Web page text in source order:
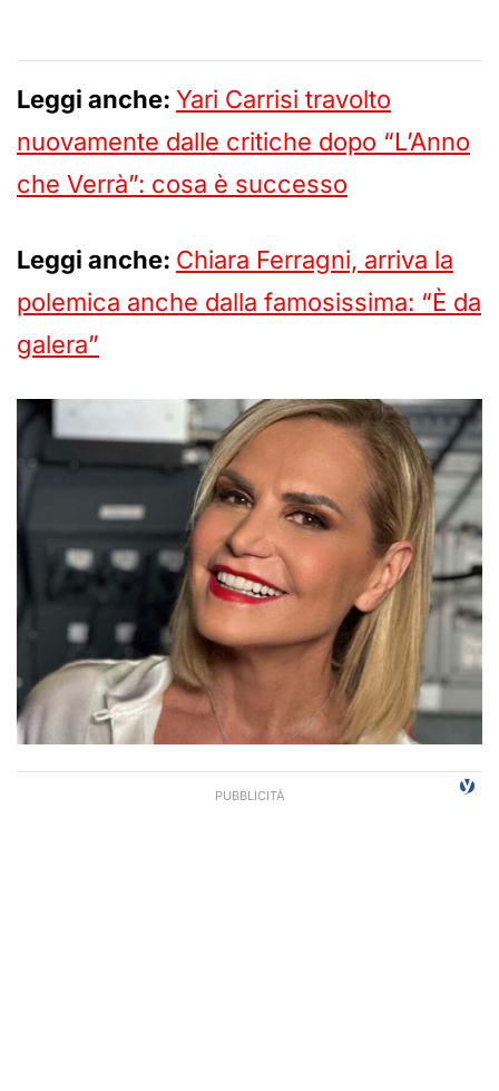
Leggi anche: Yari Carrisi travolto
nuovamente dalle critiche dopo “L’Anno
che Verrà”: cosa è successo
Leggi anche: Chiara Ferragni, arriva la
polemica anche dalla famosissima: “È da
galera”